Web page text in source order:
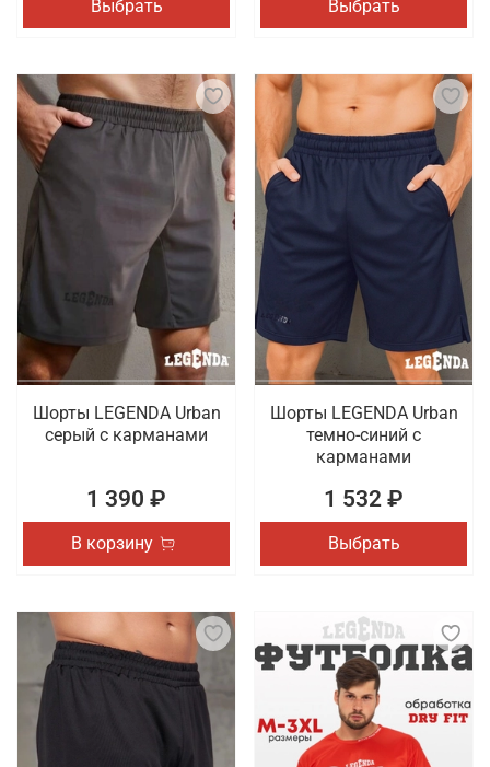
Выбрать Выбрать
Шорты LEGENDA Urban
серый c карманами
1 390 ₽
В корзину
Шорты LEGENDA Urban
темно-синий с
карманами
1 532 ₽
Выбрать